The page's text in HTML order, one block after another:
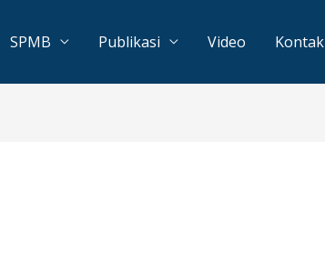
SPMB Publikasi Video Kontak